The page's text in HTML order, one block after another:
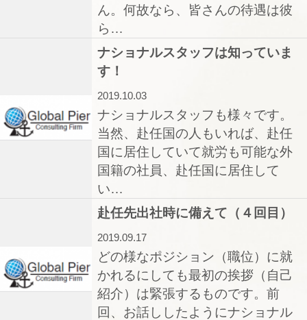
ん。何故なら、皆さんの待遇は彼
ら…
ナショナルスタッフは知っていま
す！
2019.10.03
ナショナルスタッフも様々です。
当然、赴任国の人もいれば、赴任
国に居住していて就労も可能な外
国籍の社員、赴任国に居住して
い…
赴任先出社時に備えて（４回目）
2019.09.17
どの様なポジション（職位）に就
かれるにしても最初の挨拶（自己
紹介）は緊張するものです。前
回、お話ししたようにナショナル